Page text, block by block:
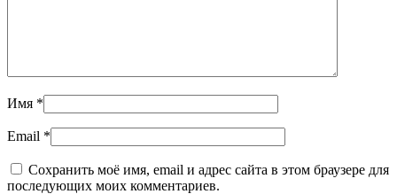
Имя *
Email *
Сохранить моё имя, email и адрес сайта в этом браузере для
последующих моих комментариев.